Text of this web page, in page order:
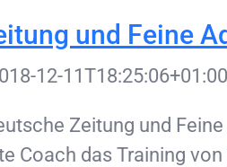
und Feine
12-11T18:25:06+01:00
Zeitung und
Coach das Training